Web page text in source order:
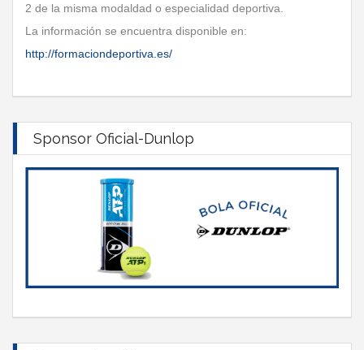
2 de la misma modaldad o especialidad deportiva.
La información se encuentra disponible en:
http://formaciondeportiva.es/
Sponsor Oficial-Dunlop